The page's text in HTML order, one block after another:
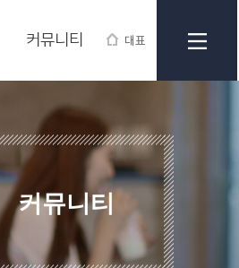
대표
커뮤니티
커뮤니티